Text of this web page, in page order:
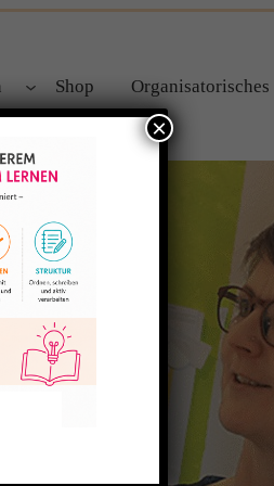
Shop Organisatorisches
×